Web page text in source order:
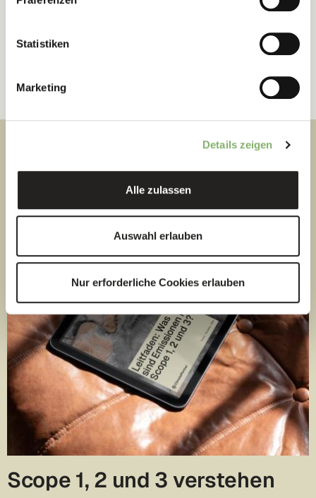
Statistiken
Marketing
Details zeigen
Alle zulassen
Auswahl erlauben
Nur erforderliche Cookies erlauben
Scope 1, 2 und 3 verstehen